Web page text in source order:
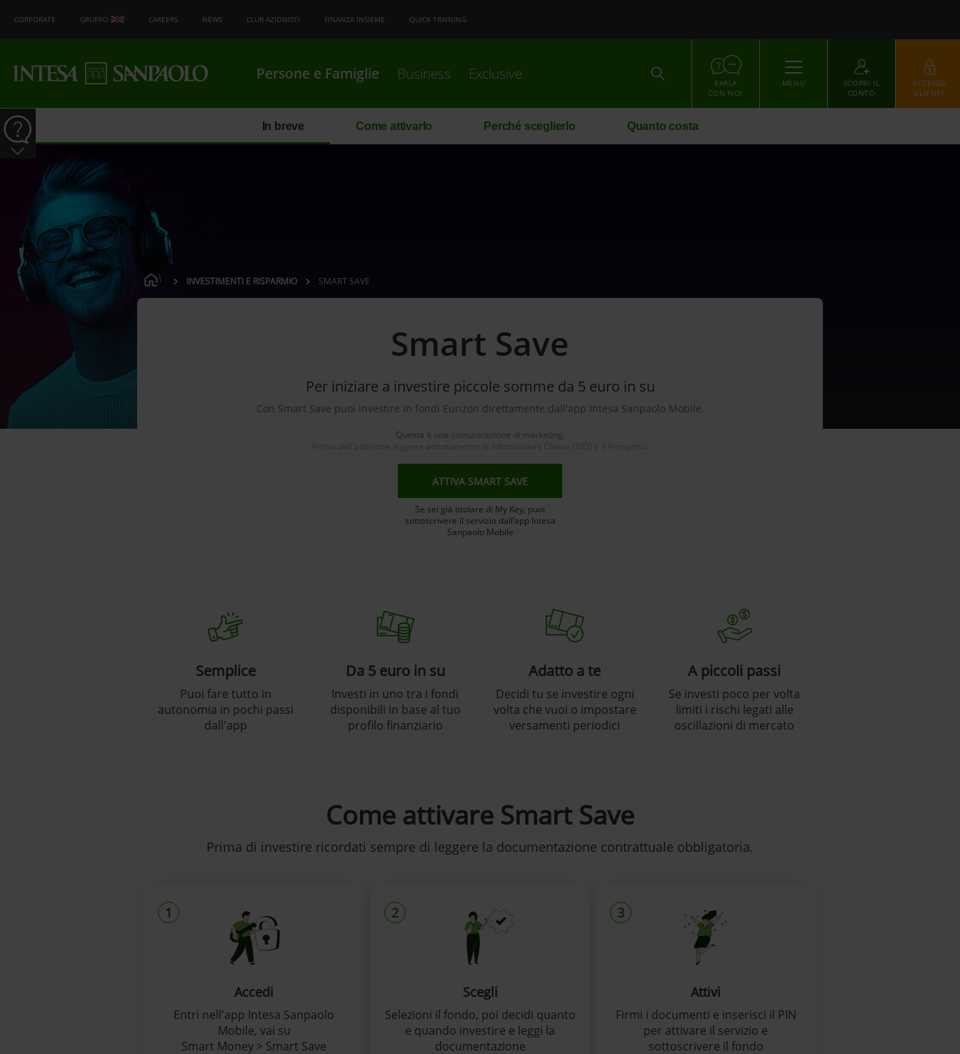
CORPORATE GRUPPO CAREERS NEWS CLUB AZIONISTI FINANZA INSIEME QUICK TRAINING
Persone e Famiglie Business Exclusive ACCEDI
PARLA
CON NOI
MENU
SCOPRI IL
CONTO
ACCESSO
CLIENTI
In breve Come attivarlo Perché sceglierlo Quanto costa
INVESTIMENTI E RISPARMIO SMART SAVE
Smart Save
Per iniziare a investire piccole somme da 5 euro in su
Con Smart Save puoi investire in fondi Eurizon direttamente dall'app Intesa Sanpaolo Mobile.
ATTIVA SMART SAVE
Se sei già titolare di My Key, puoi
sottoscrivere il servizio dall’app Intesa
Sanpaolo Mobile
Semplice
Puoi fare tutto in
autonomia in pochi passi
dall'app
Da 5 euro in su
Investi in uno tra i fondi
disponibili in base al tuo
profilo finanziario
Adatto a te
Decidi tu se investire ogni
volta che vuoi o impostare
versamenti periodici
A piccoli passi
Se investi poco per volta
limiti i rischi legati alle
oscillazioni di mercato
Come attivare Smart Save
Prima di investire ricordati sempre di leggere la documentazione contrattuale obbligatoria.
1
Accedi
Entri nell'app Intesa Sanpaolo
Mobile, vai su
Smart Money > Smart Save
2
Scegli
Selezioni il fondo, poi decidi quanto
e quando investire e leggi la
documentazione
3
Attivi
Firmi i documenti e inserisci il PIN
per attivare il servizio e
sottoscrivere il fondo